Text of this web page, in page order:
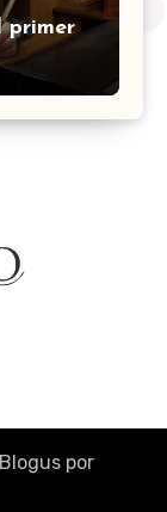
primer
Blogus por